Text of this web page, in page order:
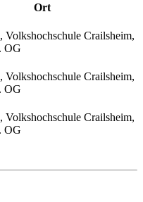
Ort
Volkshochschule Crailsheim,
OG
Volkshochschule Crailsheim,
OG
Volkshochschule Crailsheim,
OG